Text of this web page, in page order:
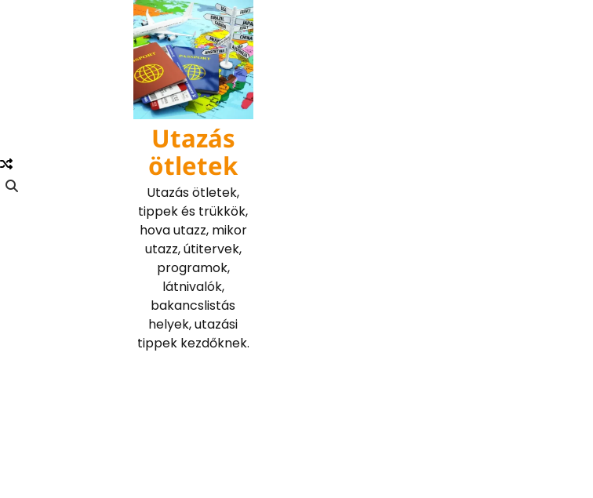
Utazás
ötletek
Utazás ötletek,
tippek és trükkök,
hova utazz, mikor
utazz, útitervek,
programok,
látnivalók,
bakancslistás
helyek, utazási
tippek kezdőknek.